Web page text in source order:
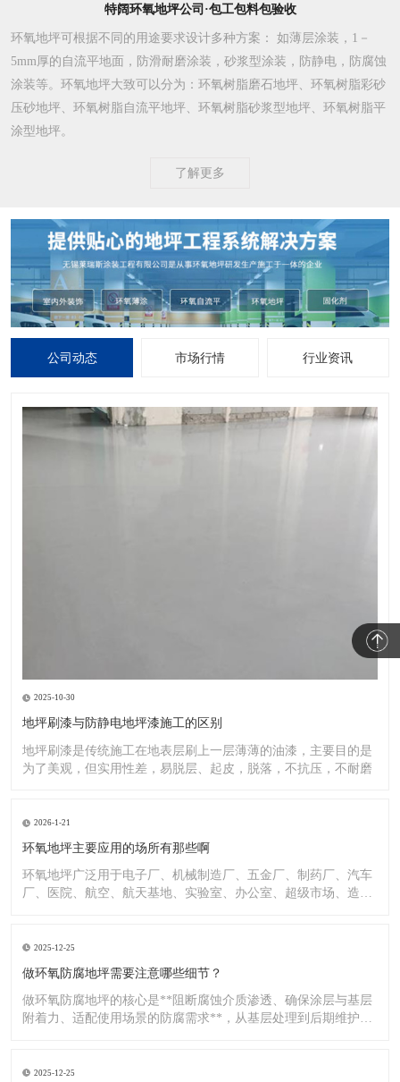
特阔环氧地坪公司·包工包料包验收
环氧地坪可根据不同的用途要求设计多种方案 ： 如薄层涂装，1－
5mm厚的自流平地面，防滑耐磨涂装，砂浆型涂装，防静电，防腐蚀
涂装等。环氧地坪大致可以分为：环氧树脂磨石地坪、环氧树脂彩砂
压砂地坪、环氧树脂自流平地坪、环氧树脂砂浆型地坪、环氧树脂平
涂型地坪。
了解更多
公司动态 市场行情 行业资讯
2025-10-30
地坪刷漆与防静电地坪漆施工的区别
地坪刷漆是传统施工在地表层刷上一层薄薄的油漆，主要目的是
为了美观，但实用性差，易脱层、起皮，脱落，不抗压，不耐磨
2026-1-21
环氧地坪主要应用的场所有那些啊
环氧地坪广泛用于电子厂、机械制造厂、五金厂、制药厂、汽车
厂、医院、航空、航天基地、实验室、办公室、超级市场、造纸
2025-12-25
做环氧防腐地坪需要注意哪些细节？
做环氧防腐地坪的核心是**阻断腐蚀介质渗透、确保涂层与基层
附着力、适配使用场景的防腐需求**，从基层处理到后期维护，
2025-12-25